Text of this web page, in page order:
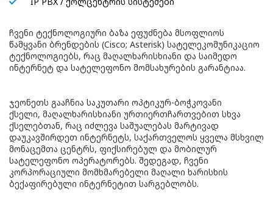
ჩვენი ტექნოლოგიური ბაზა ეფუძნება მსოფლიოს
წამყვანი ბრენდების (Cisco; Asterisk) სატელეკომუნიკაციო
ტექნოლოგიებს, რაც მაღალხარისხიანი და საიმედო
ინტერნეტ და სატელეფონო მომსახურების გარანტიაა.
ჯეონეთს გააჩნია საკუთარი ოპტიკურ-ბოჭკოვანი
ქსელი, მაღალხარისხიანი ურთიერთჩართვებით სხვა
ქსელებთან, რაც იძლევა საშუალებას მარტივად
დაუკავშირდეთ ინტერნეტს, საქართველოს ყველა მსხვილ
მონაცემთა ცენტრს, ფიქსირებულ და მობილურ
სატელეფონო ოპერატორებს. შედეგად, ჩვენი
კორპორაციული მომხმარებელი მაღალი ხარისხის
ბექაფირებული ინტერნეტით სარგებლობს.